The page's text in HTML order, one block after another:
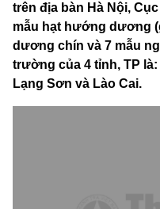
trên địa bàn Hà Nội,
mẫu hạt hướng dương
dương chín và 7 mẫu
trường của 4 tỉnh, TP
Lạng Sơn và Lào Cai.